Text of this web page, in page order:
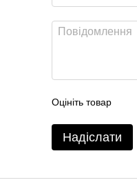
Оцініть товар
Надіслати